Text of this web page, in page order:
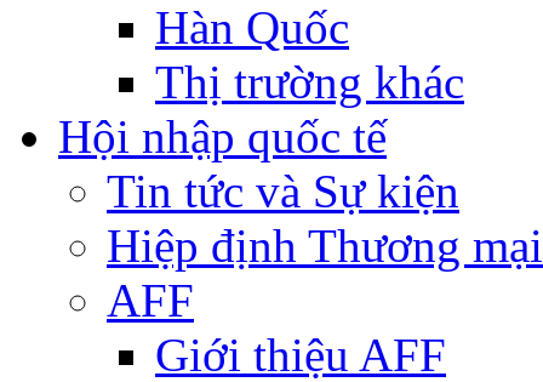
Hàn Quốc
Thị trường khác
Hội nhập quốc tế
Tin tức và Sự kiện
Hiệp định Thương
AFF
Giới thiệu AFF